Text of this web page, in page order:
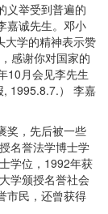
举受到普遍的
嘉诚先生。邓小
大学的精神表示赞
感谢你对国家的
10月会见李先生
, 1995.8.7.） 李嘉
，先后被一些
名誉法学博士学
学位，1992年获
学颁授名誉社会
市民，还曾获得